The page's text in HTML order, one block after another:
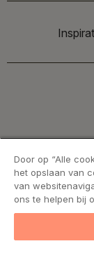
Door op “Alle
het opslaan van
van
ons te helpen bij